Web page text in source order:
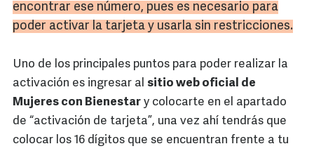
encontrar ese número, pues es necesario para
poder activar la tarjeta y usarla sin restricciones.
Uno de los principales puntos para poder realizar la
activación es ingresar al sitio web oficial de
Mujeres con Bienestar y colocarte en el apartado
de “activación de tarjeta”, una vez ahí tendrás que
colocar los 16 dígitos que se encuentran frente a tu